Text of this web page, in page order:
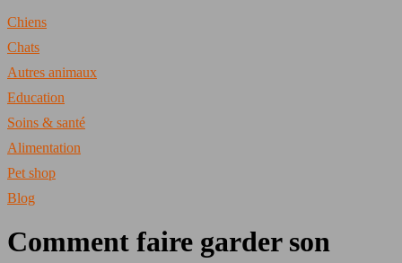
Chiens
Chats
Autres animaux
Education
Soins & santé
Alimentation
Pet shop
Blog
Comment faire garder son